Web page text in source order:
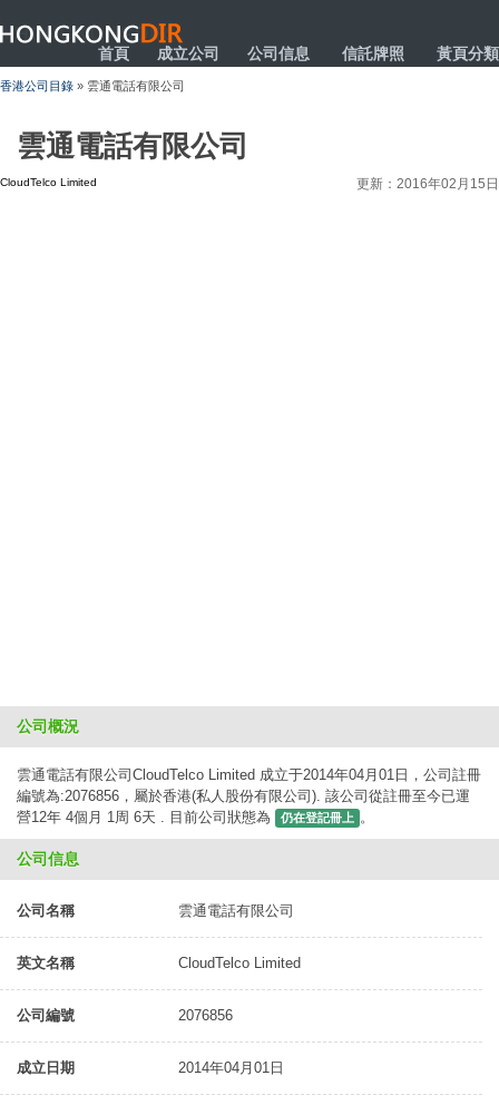
HONGKONGDIR
首頁 成立公司 公司信息 信託牌照 黃頁分類
香港公司目錄 » 雲通電話有限公司
雲通電話有限公司
CloudTelco Limited 更新：2016年02月15日
公司概況
雲通電話有限公司CloudTelco Limited 成立于2014年04月01日，公司註冊
編號為:2076856，屬於香港(私人股份有限公司). 該公司從註冊至今已運
營12年 4個月 1周 6天 . 目前公司狀態為
仍在登記冊上 。
公司信息
公司名稱 雲通電話有限公司
英文名稱 CloudTelco Limited
公司編號 2076856
成立日期 2014年04月01日